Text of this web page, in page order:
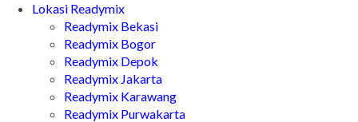
Lokasi Readymix
Readymix Bekasi
Readymix Bogor
Readymix Depok
Readymix Jakarta
Readymix Karawang
Readymix Purwakarta